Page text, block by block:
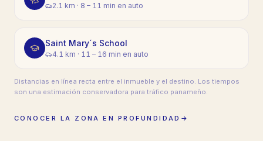
2.1 km · 8 – 11 min en auto
Saint Mary´s School
4.1 km · 11 – 16 min en auto
Distancias en línea recta entre el inmueble y el destino. Los tiempos
son una estimación conservadora para tráfico panameño.
CONOCER LA ZONA EN PROFUNDIDAD →